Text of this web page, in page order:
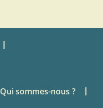
Qui sommes-nous ?